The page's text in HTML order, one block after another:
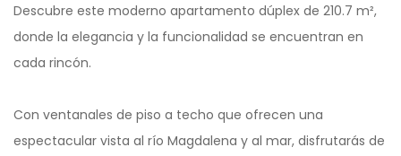
Descubre este moderno apartamento dúplex de 210.7 m²,
donde la elegancia y la funcionalidad se encuentran en
cada rincón.
Con ventanales de piso a techo que ofrecen una
espectacular vista al río Magdalena y al mar, disfrutarás de